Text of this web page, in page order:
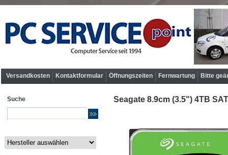
Versandkosten Kontaktformular Öffnungszeiten Fernwartung Bitte
Suche Seagate 8.9cm (3.5") 4TB